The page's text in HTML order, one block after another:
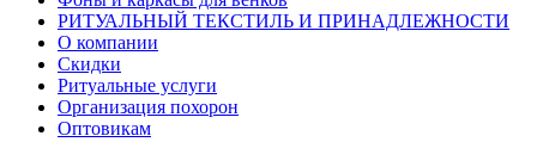
РИТУАЛЬНЫЙ ТЕКСТИЛЬ И ПРИНАДЛЕЖНОСТИ
О компании
Скидки
Ритуальные услуги
Организация похорон
Оптовикам